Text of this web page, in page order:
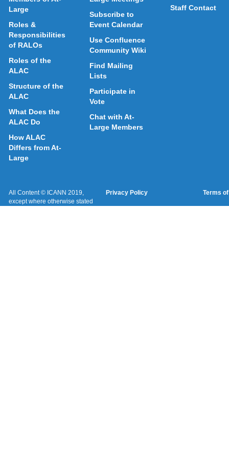
Large
Roles &
Responsibilities
of RALOs
Roles of the
ALAC
Structure of the
ALAC
What Does the
ALAC Do
How ALAC
Differs from At-
Large
Subscribe to
Event Calendar
Use Confluence
Community Wiki
Find Mailing
Lists
Participate in
Vote
Chat with At-
Large Members
Staff Contact
All Content © ICANN 2019,
except where otherwise stated
Privacy Policy Terms